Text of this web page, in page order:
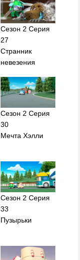
Сезон 2 Серия
27
Странник
невезения
Сезон 2 Серия
30
Мечта Хэлли
Сезон 2 Серия
33
Пузырьки